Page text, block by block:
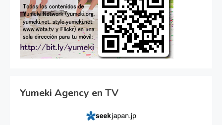
Yumeki Agency en TV